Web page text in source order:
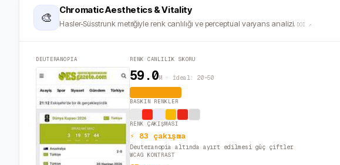
🎨
Chromatic Aesthetics & Vitality
Hasler-Süsstrunk metriğiyle renk canlılığı ve perceptual varyans analizi. DOI ↗
DEUTERANOPIA RENK CANLILIK SKORU
59.0M · İdeal: 20–50
BASKIN RENKLER
RENK ÇAKIŞMASI
⚡ 83 çakışma
Deuteranopia altında ayırt edilmesi güç çiftler
WCAG KONTRAST